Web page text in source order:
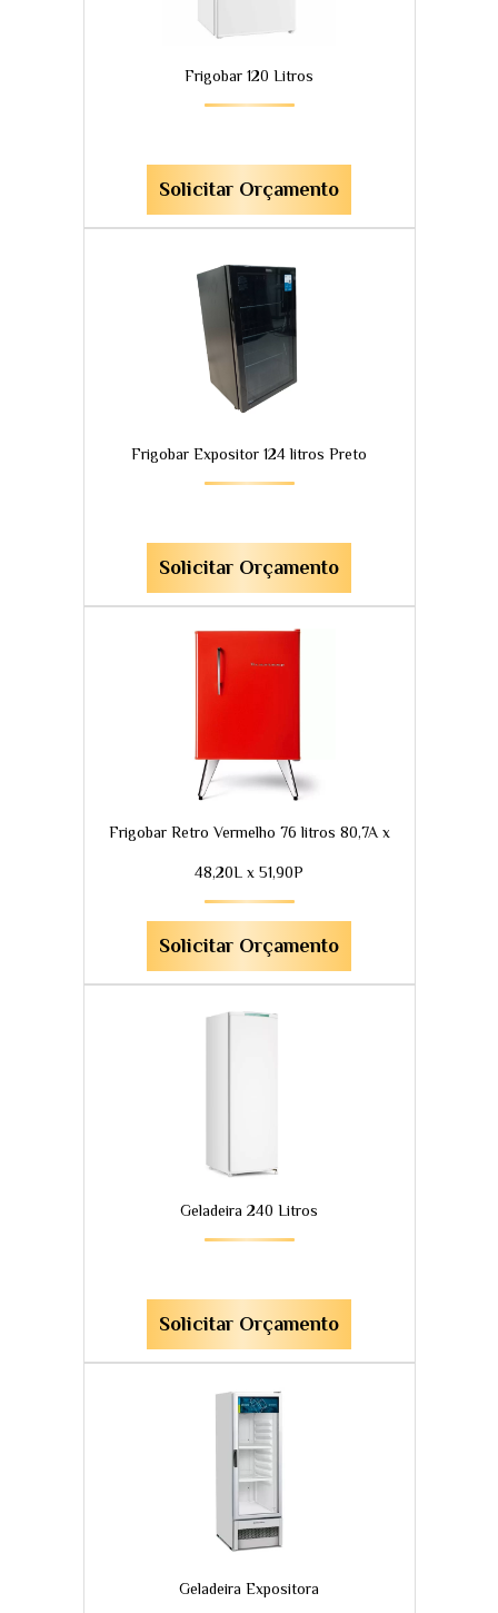
Frigobar 120 Litros
Solicitar Orçamento
Frigobar Expositor 124 litros Preto
Solicitar Orçamento
Frigobar Retro Vermelho 76 litros 80,7A x
48,20L x 51,90P
Solicitar Orçamento
Geladeira 240 Litros
Solicitar Orçamento
Geladeira Expositora